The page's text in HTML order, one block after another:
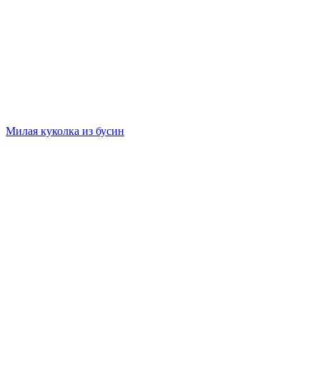
Милая куколка из бусин